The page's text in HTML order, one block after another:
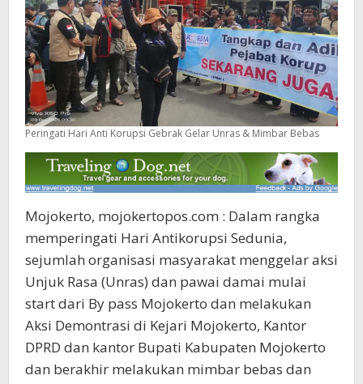
Peringati Hari Anti Korupsi Gebrak Gelar Unras & Mimbar Bebas
Mojokerto, mojokertopos.com : Dalam rangka
memperingati Hari Antikorupsi Sedunia,
sejumlah organisasi masyarakat menggelar aksi
Unjuk Rasa (Unras) dan pawai damai mulai
start dari By pass Mojokerto dan melakukan
Aksi Demontrasi di Kejari Mojokerto, Kantor
DPRD dan kantor Bupati Kabupaten Mojokerto
dan berakhir melakukan mimbar bebas dan